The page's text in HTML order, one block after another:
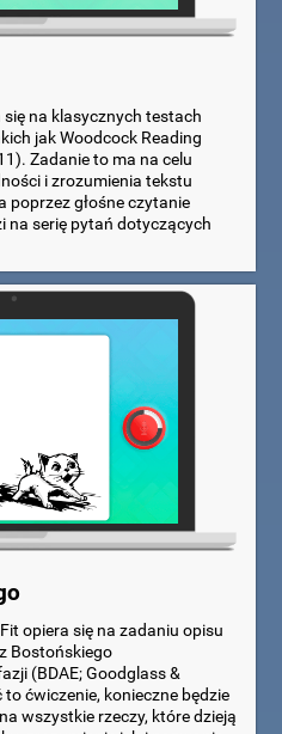
na klasycznych testach
jak Woodcock Reading
Zadanie to ma na celu
i zrozumienia tekstu
głośne czytanie
na serię pytań dotyczących
opiera się na zadaniu opisu
Bostońskiego
(BDAE; Goodglass &
ćwiczenie, konieczne będzie
wszystkie rzeczy, które dzieją